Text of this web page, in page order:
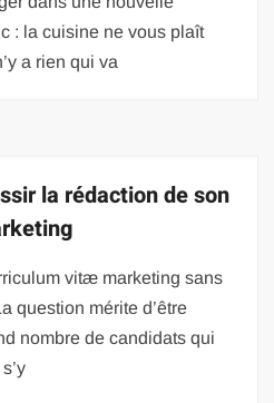
: la cuisine ne vous plaît
a rien qui va
la rédaction de son
vitæ marketing sans
question mérite d’être
nombre de candidats qui